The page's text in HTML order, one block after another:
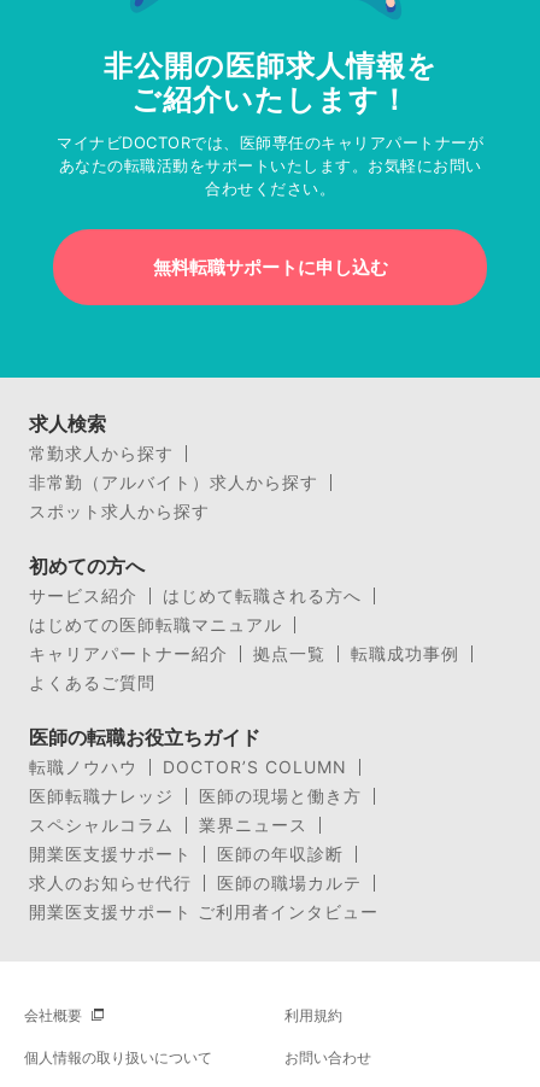
非公開の医師求人情報を
ご紹介いたします！
マイナビDOCTORでは、医師専任のキャリアパートナーが
あなたの転職活動をサポートいたします。お気軽にお問い
合わせください。
無料転職サポートに申し込む
求人検索
常勤求人から探す
非常勤（アルバイト）求人から探す
スポット求人から探す
初めての方へ
サービス紹介
はじめて転職される方へ
はじめての医師転職マニュアル
キャリアパートナー紹介
拠点一覧
転職成功事例
よくあるご質問
医師の転職お役立ちガイド
転職ノウハウ
DOCTOR’S COLUMN
医師転職ナレッジ
医師の現場と働き方
スペシャルコラム
業界ニュース
開業医支援サポート
医師の年収診断
求人のお知らせ代行
医師の職場カルテ
開業医支援サポート ご利用者インタビュー
会社概要 利用規約
個人情報の取り扱いについて お問い合わせ